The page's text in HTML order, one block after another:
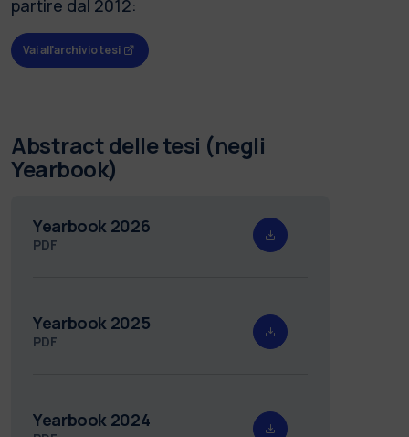
partire dal 2012:
Vai all'archivio tesi
Abstract delle tesi (negli
Yearbook)
Yearbook 2026
PDF
Yearbook 2025
PDF
Yearbook 2024